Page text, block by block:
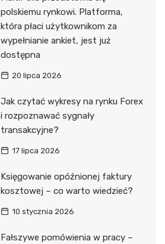
polskiemu rynkowi. Platforma,
która płaci użytkownikom za
wypełnianie ankiet, jest już
dostępna
20 lipca 2026
Jak czytać wykresy na rynku Forex
i rozpoznawać sygnały
transakcyjne?
17 lipca 2026
Księgowanie opóźnionej faktury
kosztowej – co warto wiedzieć?
10 stycznia 2026
Fałszywe pomówienia w pracy –